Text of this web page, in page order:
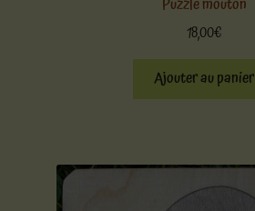
18,00€
Ajouter au panier